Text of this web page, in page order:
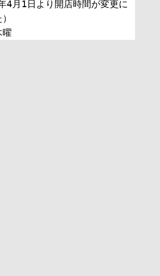
4月1日より開店時間が変更に
曜